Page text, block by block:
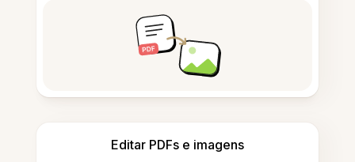
Editar PDFs e imagens